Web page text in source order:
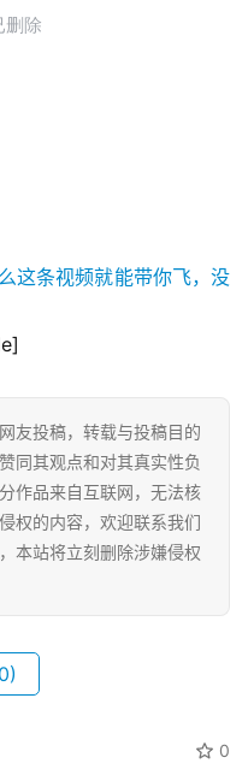
友投稿，转载与投稿目的
同其观点和对其真实性负
作品来自互联网，无法核
权的内容，欢迎联系我们
本站将立刻删除涉嫌侵权
0